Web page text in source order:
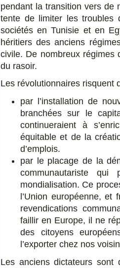
pendant la transition vers de
tente de limiter les troubles
sociétés en Tunisie et en
héritiers des anciens
civile. De nombreux régimes
du rasoir.
Les révolutionnaires risquent
par l’installation de
branchées sur le
continueraient à
équitable et de la
d’emplois.
par le placage de la
communautariste
mondialisation. Ce
l’Union européenne,
revendications
faillir en Europe, il ne
des citoyens
l’exporter chez nos
Les anciens dictateurs sont